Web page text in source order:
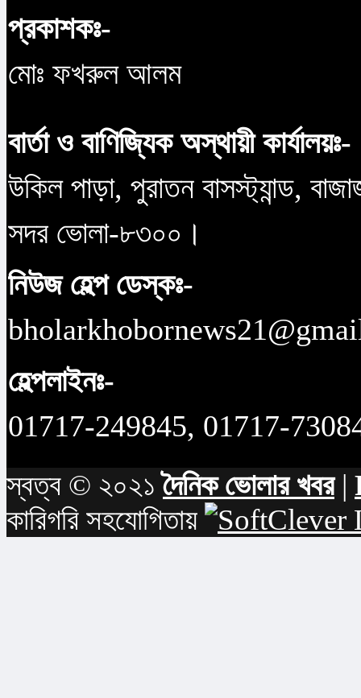
প্রকাশকঃ-
মোঃ ফখরুল আলম
বার্তা ও বাণিজ্যিক অস্থায়ী কার্যালয়ঃ-
উকিল পাড়া, পুরাতন বাসস্ট্যান্ড,
সদর ভোলা-৮৩০০।
নিউজ হেল্প ডেস্কঃ-
হেল্পলাইনঃ-
01717-249845, 01717-
স্বত্ব © ২০২১দৈনিক ভোলার খবর|
কারিগরি সহযোগিতায়